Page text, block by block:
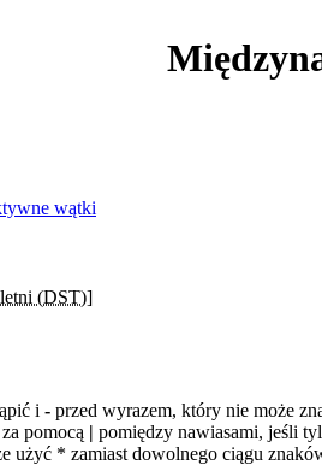
wątki
(DST)]
i - przed wyrazem, który nie może
pomocą | pomiędzy nawiasami, jeśli
użyć * zamiast dowolnego ciągu